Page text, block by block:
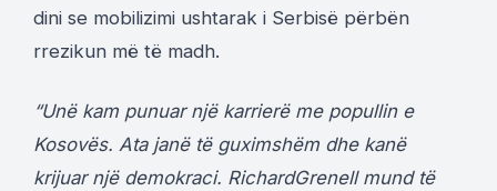
dini se mobilizimi ushtarak i Serbisë përbën
rrezikun më të madh.
“Unë kam punuar një karrierë me popullin e
Kosovës. Ata janë të guximshëm dhe kanë
krijuar një demokraci. RichardGrenell mund të